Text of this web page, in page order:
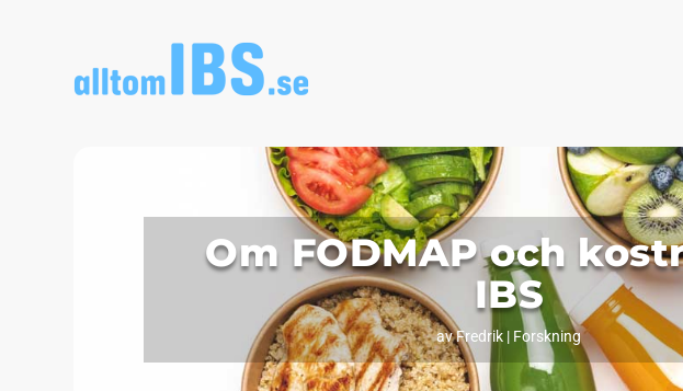
Om FODMAP och
IBS
avFredrik | Forskning